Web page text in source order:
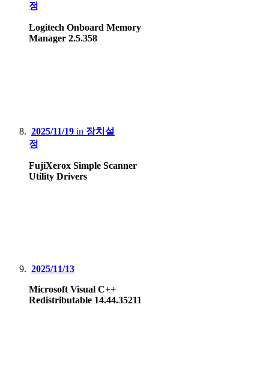
정
Logitech Onboard Memory
Manager 2.5.358
2025/11/19 in 장치설
정
FujiXerox Simple Scanner
Utility Drivers
2025/11/13
Microsoft Visual C++
Redistributable 14.44.35211